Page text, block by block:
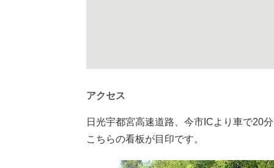
アクセス
日光宇都宮高速道路、今市ICより車で20
こちらの看板が目印です。